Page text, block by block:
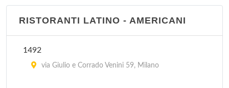
RISTORANTI LATINO - AMERICANI
1492
via Giulio e Corrado Venini 59, Milano